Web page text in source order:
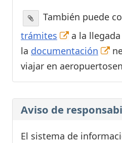
También puede
trámites
a la
la documentación
viajar en
Aviso de
El sistema de